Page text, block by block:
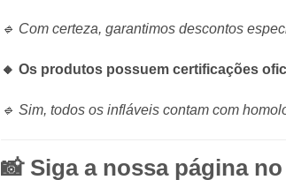
🔹 Com certeza, garantimos descontos
🔸 Os produtos possuem certificações
🔹 Sim, todos os infláveis contam com
📸 Siga a nossa página